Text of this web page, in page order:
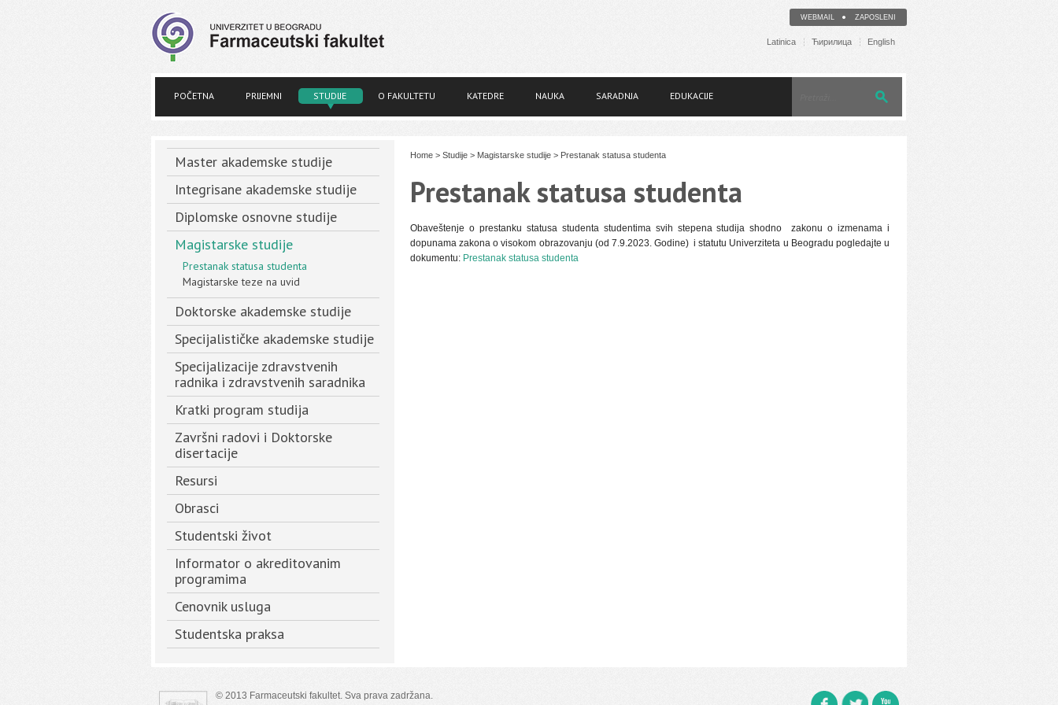
WEBMAIL ZAPOSLENI
Latinica Ћирилица English
POČETNA PRIJEMNI STUDIJE O FAKULTETU KATEDRE NAUKA SARADNJA EDUKACIJE
Master akademske studije
Integrisane akademske studije
Diplomske osnovne studije
Magistarske studije
Prestanak statusa studenta
Magistarske teze na uvid
Doktorske akademske studije
Specijalističke akademske studije
Specijalizacije zdravstvenih
radnika i zdravstvenih saradnika
Kratki program studija
Završni radovi i Doktorske
disertacije
Resursi
Obrasci
Studentski život
Informator o akreditovanim
programima
Cenovnik usluga
Studentska praksa
Home > Studije > Magistarske studije > Prestanak statusa studenta
Prestanak statusa studenta
Obaveštenje o prestanku statusa studenta studentima svih stepena studija shodno zakonu o izmenama i
dopunama zakona o visokom obrazovanju (od 7.9.2023. Godine) i statutu Univerziteta u Beogradu pogledajte u
dokumentu: Prestanak statusa studenta
© 2013 Farmaceutski fakultet. Sva prava zadržana.